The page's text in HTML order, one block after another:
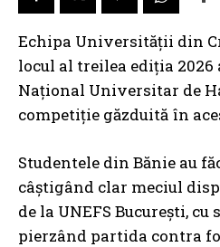
Echipa Universității din
locul al treilea ediția
Național Universitar de
competiție găzduită în
Studentele din Bănie au
câștigând clar meciul
de la UNEFS București, cu
pierzând partida contra